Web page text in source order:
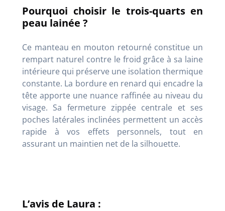
Pourquoi choisir le trois-quarts en
peau lainée ?
Ce manteau en mouton retourné constitue un
rempart naturel contre le froid grâce à sa laine
intérieure qui préserve une isolation thermique
constante. La bordure en renard qui encadre la
tête apporte une nuance raffinée au niveau du
visage. Sa fermeture zippée centrale et ses
poches latérales inclinées permettent un accès
rapide à vos effets personnels, tout en
assurant un maintien net de la silhouette.
L’avis de Laura :